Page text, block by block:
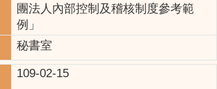
團法人內部控制及稽核制度參考範
例」
秘書室
109-02-15